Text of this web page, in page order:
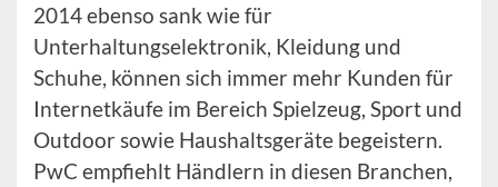
2014 ebenso sank wie für
Unterhaltungselektronik, Kleidung und
Schuhe, können sich immer mehr Kunden für
Internetkäufe im Bereich Spielzeug, Sport und
Outdoor sowie Haushaltsgeräte begeistern.
PwC empfiehlt Händlern in diesen Branchen,